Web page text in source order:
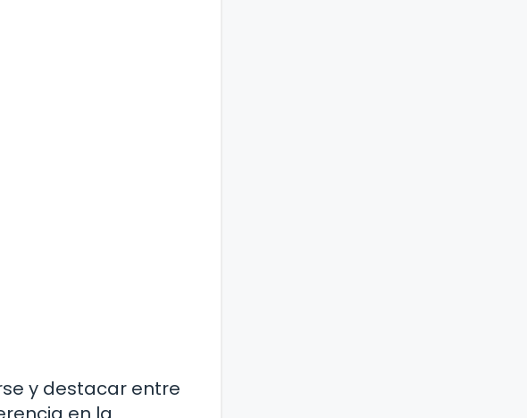
y destacar entre